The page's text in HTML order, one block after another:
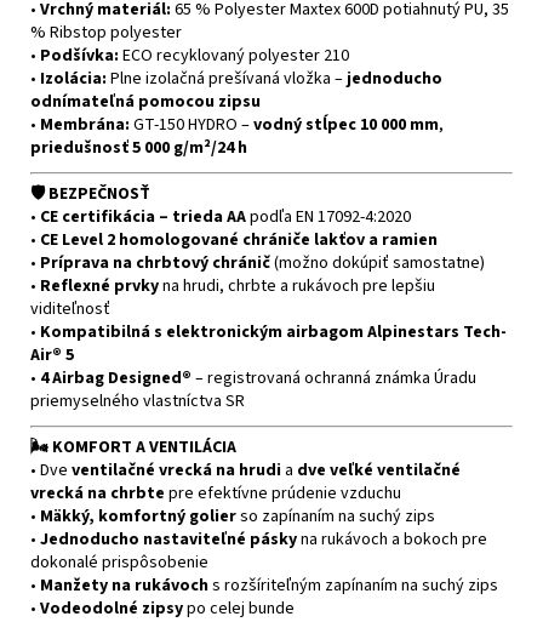
• Vrchný materiál: 65 % Polyester Maxtex 600D potiahnutý PU, 35
% Ribstop polyester
• Podšívka: ECO recyklovaný polyester 210
• Izolácia: Plne izolačná prešívaná vložka – jednoducho
odnímateľná pomocou zipsu
• Membrána: GT-150 HYDRO –vodný stĺpec 10 000 mm,
priedušnosť 5 000 g/m²/24 h
🛡️ BEZPEČNOSŤ
• CE certifikácia – trieda AApodľa EN 17092-4:2020
• CE Level 2 homologované chrániče lakťov a ramien
• Príprava na chrbtový chránič(možno dokúpiť samostatne)
• Reflexné prvkyna hrudi, chrbte a rukávoch pre lepšiu
viditeľnosť
• Kompatibilná s elektronickým airbagom Alpinestars Tech-
Air® 5
• 4 Airbag Designed® – registrovaná ochranná známka Úradu
priemyselného vlastníctva SR
🌬️ KOMFORT A VENTILÁCIA
• Dve ventilačné vrecká na hrudi a dve veľké ventilačné
vrecká na chrbte pre efektívne prúdenie vzduchu
• Mäkký, komfortný golierso zapínaním na suchý zips
• Jednoducho nastaviteľné páskyna rukávoch a bokoch pre
dokonalé prispôsobenie
• Manžety na rukávochs rozšíriteľným zapínaním na suchý zips
• Vodeodolné zipsypo celej bunde